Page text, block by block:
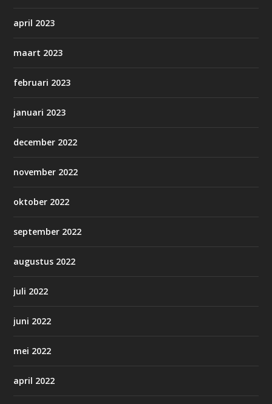
april 2023
maart 2023
februari 2023
januari 2023
december 2022
november 2022
oktober 2022
september 2022
augustus 2022
juli 2022
juni 2022
mei 2022
april 2022